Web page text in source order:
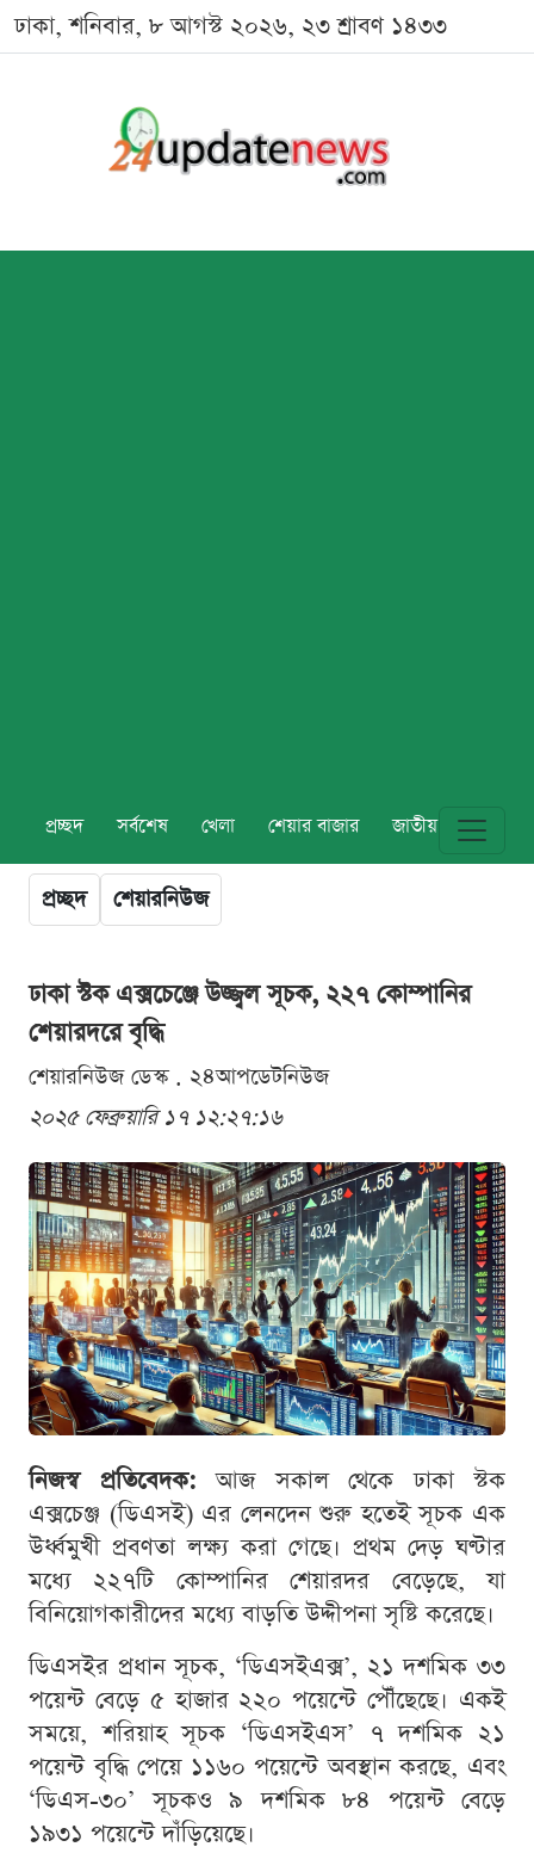
ঢাকা, শনিবার, ৮ আগস্ট ২০২৬, ২৩ শ্রাবণ ১৪৩৩
প্রচ্ছদ সর্বশেষ খেলা শেয়ার বাজার জাতীয় বিশ্ব
প্রচ্ছদ শেয়ারনিউজ
ঢাকা স্টক এক্সচেঞ্জে উজ্জ্বল সূচক, ২২৭ কোম্পানির
শেয়ারদরে বৃদ্ধি
শেয়ারনিউজ ডেস্ক . ২৪আপডেটনিউজ
২০২৫ ফেব্রুয়ারি ১৭ ১২:২৭:১৬
নিজস্ব প্রতিবেদক: আজ সকাল থেকে ঢাকা স্টক
এক্সচেঞ্জ (ডিএসই) এর লেনদেন শুরু হতেই সূচক এক
উর্ধ্বমুখী প্রবণতা লক্ষ্য করা গেছে। প্রথম দেড় ঘণ্টার
মধ্যে ২২৭টি কোম্পানির শেয়ারদর বেড়েছে, যা
বিনিয়োগকারীদের মধ্যে বাড়তি উদ্দীপনা সৃষ্টি করেছে।
ডিএসইর প্রধান সূচক, ‘ডিএসইএক্স’, ২১ দশমিক ৩৩
পয়েন্ট বেড়ে ৫ হাজার ২২০ পয়েন্টে পৌঁছেছে। একই
সময়ে, শরিয়াহ সূচক ‘ডিএসইএস’ ৭ দশমিক ২১
পয়েন্ট বৃদ্ধি পেয়ে ১১৬০ পয়েন্টে অবস্থান করছে, এবং
‘ডিএস-৩০’ সূচকও ৯ দশমিক ৮৪ পয়েন্ট বেড়ে
১৯৩১ পয়েন্টে দাঁড়িয়েছে।